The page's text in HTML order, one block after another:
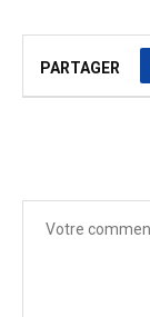
PARTAGER